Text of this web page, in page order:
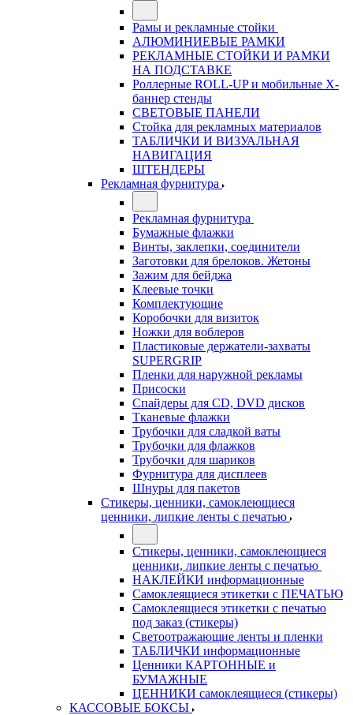
Рамы и рекламные стойки
АЛЮМИНИЕВЫЕ РАМКИ
РЕКЛАМНЫЕ СТОЙКИ И РАМКИ
НА ПОДСТАВКЕ
Роллерные ROLL-UP и мобильные X-
баннер стенды
СВЕТОВЫЕ ПАНЕЛИ
Стойка для рекламных материалов
ТАБЛИЧКИ И ВИЗУАЛЬНАЯ
НАВИГАЦИЯ
ШТЕНДЕРЫ
Рекламная фурнитура
Рекламная фурнитура
Бумажные флажки
Винты, заклепки, соединители
Заготовки для брелоков. Жетоны
Зажим для бейджа
Клеевые точки
Комплектующие
Коробочки для визиток
Ножки для воблеров
Пластиковые держатели-захваты
SUPERGRIP
Пленки для наружной рекламы
Присоски
Спайдеры для CD, DVD дисков
Тканевые флажки
Трубочки для сладкой ваты
Трубочки для флажков
Трубочки для шариков
Фурнитура для дисплеев
Шнуры для пакетов
Стикеры, ценники, самоклеющиеся
ценники, липкие ленты с печатью
Стикеры, ценники, самоклеющиеся
ценники, липкие ленты с печатью
НАКЛЕЙКИ информационные
Самоклеящиеся этикетки с ПЕЧАТЬЮ
Самоклеящиеся этикетки с печатью
под заказ (стикеры)
Светоотражающие ленты и пленки
ТАБЛИЧКИ информационные
Ценники КАРТОННЫЕ и
БУМАЖНЫЕ
ЦЕННИКИ самоклеящиеся (стикеры)
КАССОВЫЕ БОКСЫ